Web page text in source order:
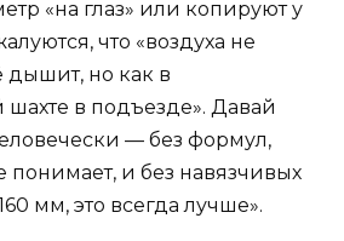
«на глаз» или копируют у
что «воздуха не
дышит, но как в
в подъезде». Давай
— без формул,
понимает, и без навязчивых
мм, это всегда лучше».